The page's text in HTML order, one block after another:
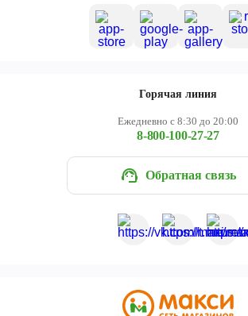
Горячая линия
Ежедневно с 8:30 до 20:00
8-800-100-27-27
Обратная связь